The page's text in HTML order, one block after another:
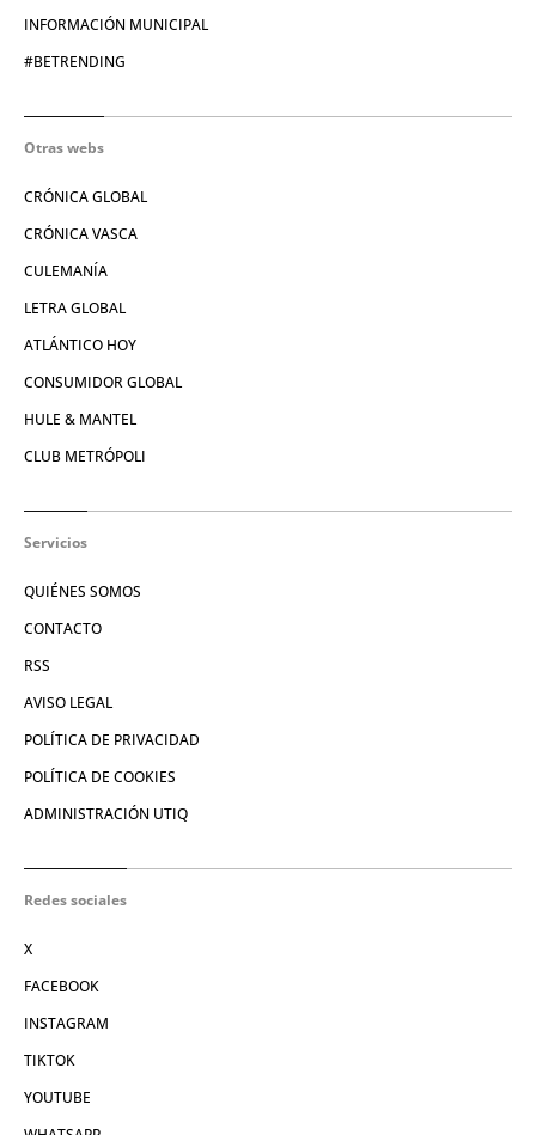
INFORMACIÓN MUNICIPAL
#BETRENDING
Otras webs
CRÓNICA GLOBAL
CRÓNICA VASCA
CULEMANÍA
LETRA GLOBAL
ATLÁNTICO HOY
CONSUMIDOR GLOBAL
HULE & MANTEL
CLUB METRÓPOLI
Servicios
QUIÉNES SOMOS
CONTACTO
RSS
AVISO LEGAL
POLÍTICA DE PRIVACIDAD
POLÍTICA DE COOKIES
ADMINISTRACIÓN UTIQ
Redes sociales
X
FACEBOOK
INSTAGRAM
TIKTOK
YOUTUBE